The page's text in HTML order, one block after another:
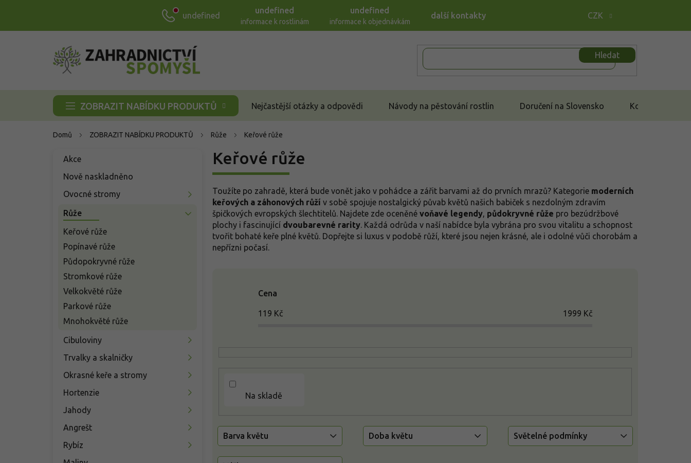
CZK
undefined
undefined
informace k rostlinám
undefined
informace k objednávkám
další kontakty
Hledat
ZOBRAZIT NABÍDKU PRODUKTŮ Nejčastější otázky a odpovědi Návody na pěstování rostlin Doručení na Slovensko Kontakt
Domů ZOBRAZIT NABÍDKU PRODUKTŮ Růže Keřové růže
Přeskočit
Akce
Nově naskladněno
Ovocné stromy
Růže
Keřové růže
Popínavé růže
Půdopokryvné růže
Stromkové růže
Velkokvěté růže
Parkové růže
Mnohokvěté růže
Cibuloviny
Trvalky a skalničky
Okrasné keře a stromy
Hortenzie
Jahody
Angrešt
Rybíz
Keřové růže
Toužíte po zahradě, která bude vonět jako v pohádce a zářit barvami až do prvních mrazů? Kategorie moderních
keřových a záhonových růží v sobě spojuje nostalgický půvab květů našich babiček s nezdolným zdravím
špičkových evropských šlechtitelů. Najdete zde oceněné voňavé legendy, půdokryvné růže pro bezúdržbové
plochy i fascinující dvoubarevné rarity. Každá odrůda v naší nabídce byla vybrána pro svou vitalitu a schopnost
tvořit bohaté keře plné květů. Dopřejte si luxus v podobě růží, které jsou nejen krásné, ale i odolné vůči chorobám a
nepřízni počasí.
Cena
119 Kč 1999 Kč
Na skladě
Barva květu Doba květu Světelné podmínky